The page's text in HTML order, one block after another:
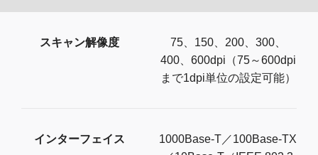
スキャン解像度
75、150、200、300、
400、600dpi（75～600dpi
まで1dpi単位の設定可能）
インターフェイス
1000Base-T／100Base-TX